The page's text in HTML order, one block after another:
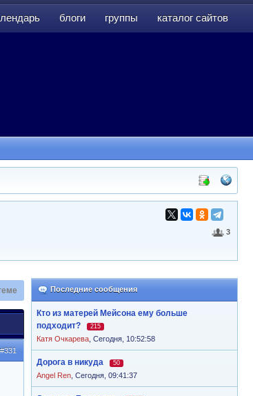
блоги группы каталог сайтов
3
Последние сообщения
Кто из матерей Мейсона ему больше
подходит?
215
Катя Очкарева Сегодня, 10:52:58
Дорога в никуда 50
Angel Ren Сегодня, 09:41:37
#331